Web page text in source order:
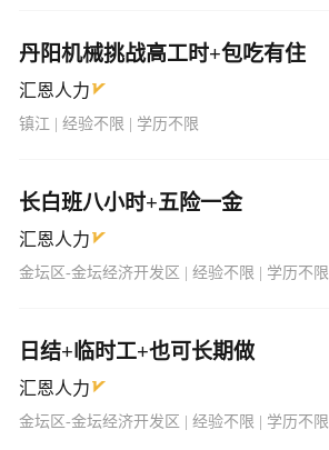
丹阳机械挑战高工时+包吃有住
汇恩人力
镇江 | 经验不限 | 学历不限
长白班八小时+五险一金
汇恩人力
金坛区-金坛经济开发区 | 经验不限 | 学历不限
日结+临时工+也可长期做
汇恩人力
金坛区-金坛经济开发区 | 经验不限 | 学历不限